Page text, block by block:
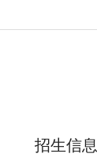
招生信息